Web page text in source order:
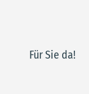
Für Sie da!